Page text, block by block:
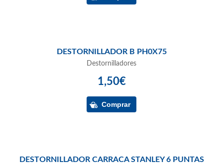
DESTORNILLADOR B PH0X75
Destornilladores
1,50€
DESTORNILLADOR CARRACA STANLEY 6 PUNTAS